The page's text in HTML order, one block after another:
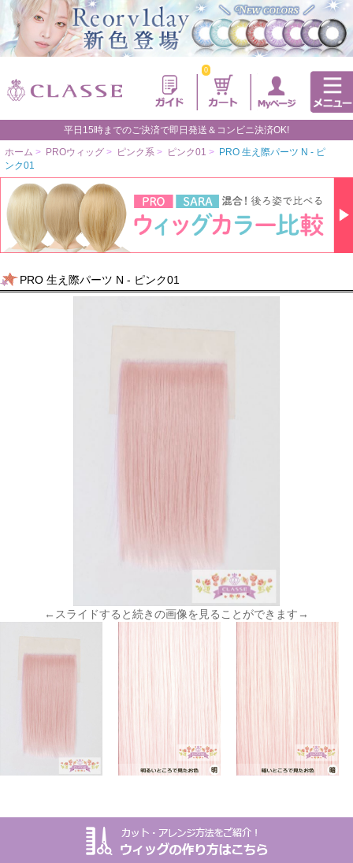
0
平日15時までのご決済で即日発送＆コンビニ決済OK!
ホーム > PROウィッグ > ピンク系 > ピンク01 > PRO 生え際パーツ N - ピ
ンク01
PRO 生え際パーツ N - ピンク01
←スライドすると続きの画像を見ることができます→